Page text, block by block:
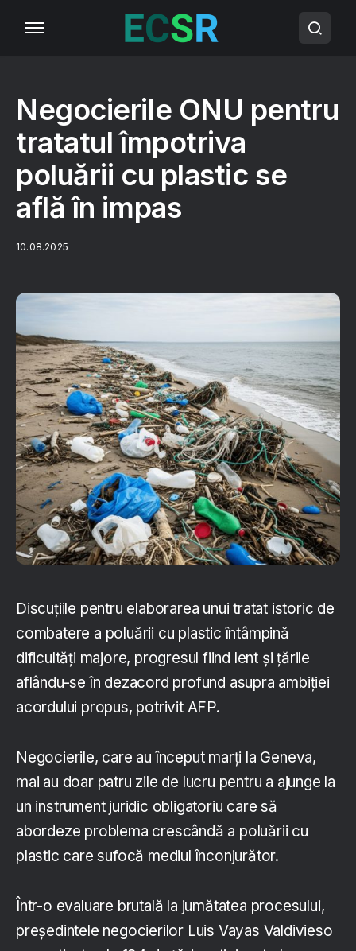
Negocierile ONU pentru
tratatul împotriva
poluării cu plastic se
află în impas
10.08.2025
Discuțiile pentru elaborarea unui tratat istoric de
combatere a poluării cu plastic întâmpină
dificultăți majore, progresul fiind lent și țările
aflându-se în dezacord profund asupra ambiției
acordului propus, potrivit AFP.
Negocierile, care au început marți la Geneva,
mai au doar patru zile de lucru pentru a ajunge la
un instrument juridic obligatoriu care să
abordeze problema crescândă a poluării cu
plastic care sufocă mediul înconjurător.
Într-o evaluare brutală la jumătatea procesului,
președintele negocierilor Luis Vayas Valdivieso